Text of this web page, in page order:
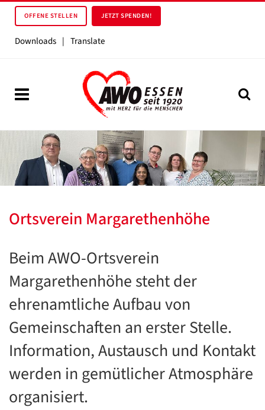
OFFENE STELLEN JETZT SPENDEN!
Downloads | Translate
Ortsverein Margarethenhöhe
Beim AWO-Ortsverein
Margarethenhöhe steht der
ehrenamtliche Aufbau von
Gemeinschaften an erster Stelle.
Information, Austausch und Kontakt
werden in gemütlicher Atmosphäre
organisiert.